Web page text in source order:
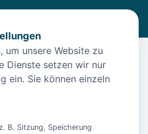
– Norden
für 6 Pers. –
um unsere Website zu
Dienste setzen wir nur
ein. Sie können einzeln
B. Sitzung, Speicherung